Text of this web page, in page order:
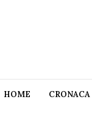
HOME CRONACA